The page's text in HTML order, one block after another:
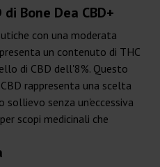
Bone Dea CBD+
con una moderata
un contenuto di THC
di CBD dell'8%. Questo
rappresenta una scelta
sollievo senza un'eccessiva
scopi medicinali che